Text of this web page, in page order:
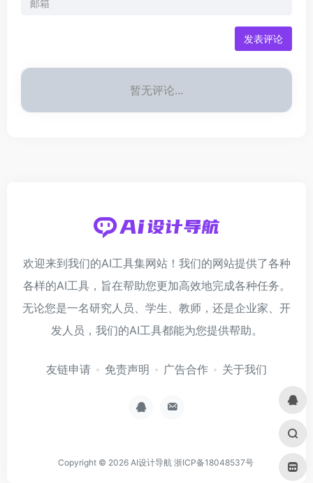
发表评论
暂无评论...
欢迎来到我们的AI工具集网站！我们的网站提供了各种
各样的AI工具，旨在帮助您更加高效地完成各种任务。
无论您是一名研究人员、学生、教师，还是企业家、开
发人员，我们的AI工具都能为您提供帮助。
友链申请 免责声明 广告合作 关于我们
Copyright © 2026 AI设计导航 浙ICP备18048537号